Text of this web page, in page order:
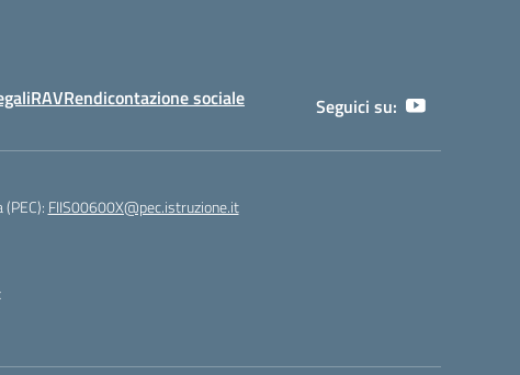
RAVRendicontazione sociale Seguici su:
FIIS00600X@pec.istruzione.it